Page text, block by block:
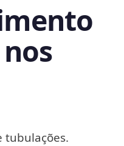
tubulações.